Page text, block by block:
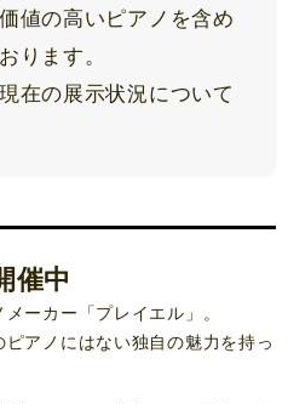
値の高いピアノを含め
ります。
在の展示状況について
催中
ーカー「プレイエル」。
アノにはない独自の魅力を持っ